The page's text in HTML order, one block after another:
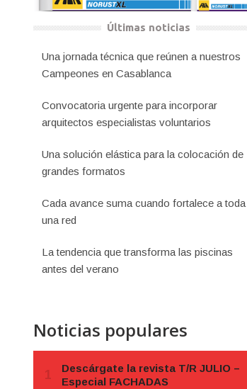
Últimas noticias
Una jornada técnica que reúnen a nuestros
Campeones en Casablanca
Convocatoria urgente para incorporar
arquitectos especialistas voluntarios
Una solución elástica para la colocación de
grandes formatos
Cada avance suma cuando fortalece a toda
una red
La tendencia que transforma las piscinas
antes del verano
Noticias populares